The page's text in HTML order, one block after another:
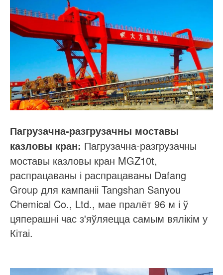
Пагрузачна-разгрузачны моставы
казловы кран: Пагрузачна-разгрузачны
моставы казловы кран MGZ10t,
распрацаваны і распрацаваны Dafang
Group для кампаніі Tangshan Sanyou
Chemical Co., Ltd., мае пралёт 96 м і ў
цяперашні час з'яўляецца самым вялікім у
Кітаі.